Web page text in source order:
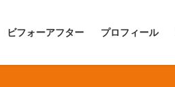
ビフォーアフター プロフィール